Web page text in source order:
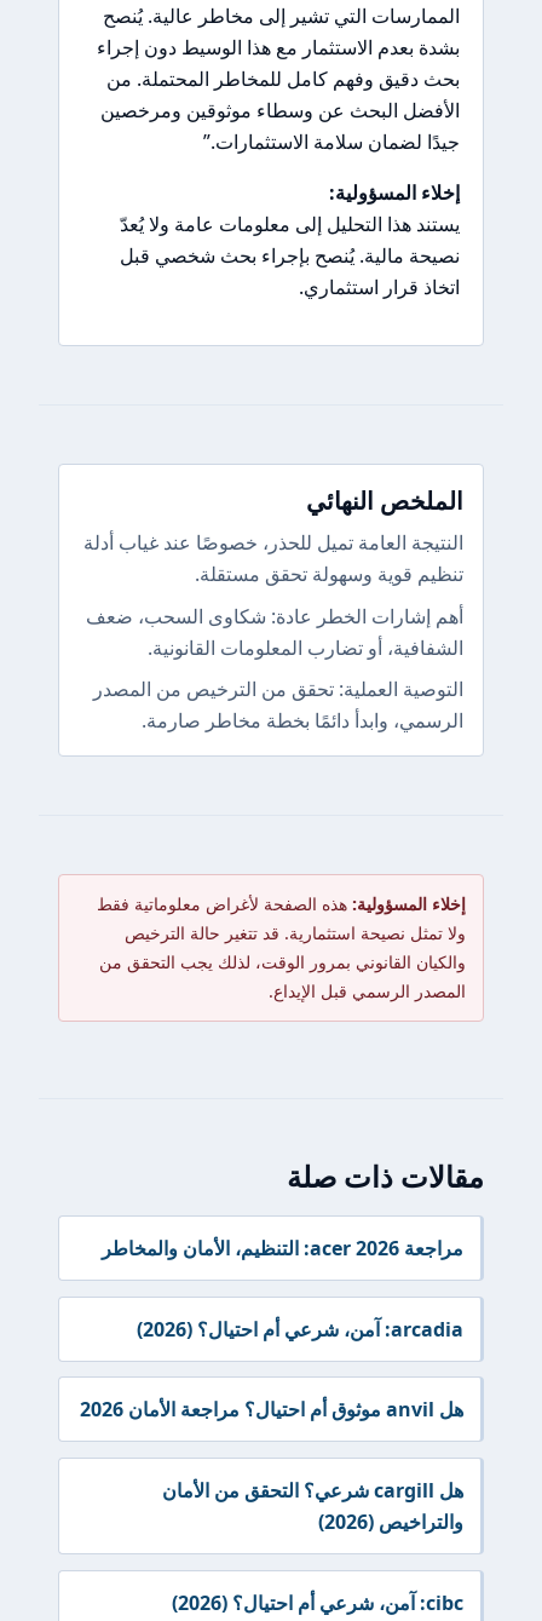
الممارسات التي تشير إلى مخاطر عالية. يُنصح
بشدة بعدم الاستثمار مع هذا الوسيط دون إجراء
بحث دقيق وفهم كامل للمخاطر المحتملة. من
الأفضل البحث عن وسطاء موثوقين ومرخصين
جيدًا لضمان سلامة الاستثمارات.”
إخلاء المسؤولية:
يستند هذا التحليل إلى معلومات عامة ولا يُعدّ
نصيحة مالية. يُنصح بإجراء بحث شخصي قبل
اتخاذ قرار استثماري.
الملخص النهائي
النتيجة العامة تميل للحذر، خصوصًا عند غياب أدلة
تنظيم قوية وسهولة تحقق مستقلة.
أهم إشارات الخطر عادة: شكاوى السحب، ضعف
الشفافية، أو تضارب المعلومات القانونية.
التوصية العملية: تحقق من الترخيص من المصدر
الرسمي، وابدأ دائمًا بخطة مخاطر صارمة.
إخلاء المسؤولية: هذه الصفحة لأغراض معلوماتية فقط
ولا تمثل نصيحة استثمارية. قد تتغير حالة الترخيص
والكيان القانوني بمرور الوقت، لذلك يجب التحقق من
المصدر الرسمي قبل الإيداع.
مقالات ذات صلة
مراجعة acer 2026: التنظيم، الأمان والمخاطر
arcadia: آمن، شرعي أم احتيال؟ (2026)
هل anvil موثوق أم احتيال؟ مراجعة الأمان 2026
هل cargill شرعي؟ التحقق من الأمان
والتراخيص (2026)
cibc: آمن، شرعي أم احتيال؟ (2026)